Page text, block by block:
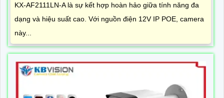
KX-AF2111LN-A là sự kết hợp hoàn hảo giữa tính năng đa
dạng và hiệu suất cao. Với nguồn điện 12V IP POE, camera
này...